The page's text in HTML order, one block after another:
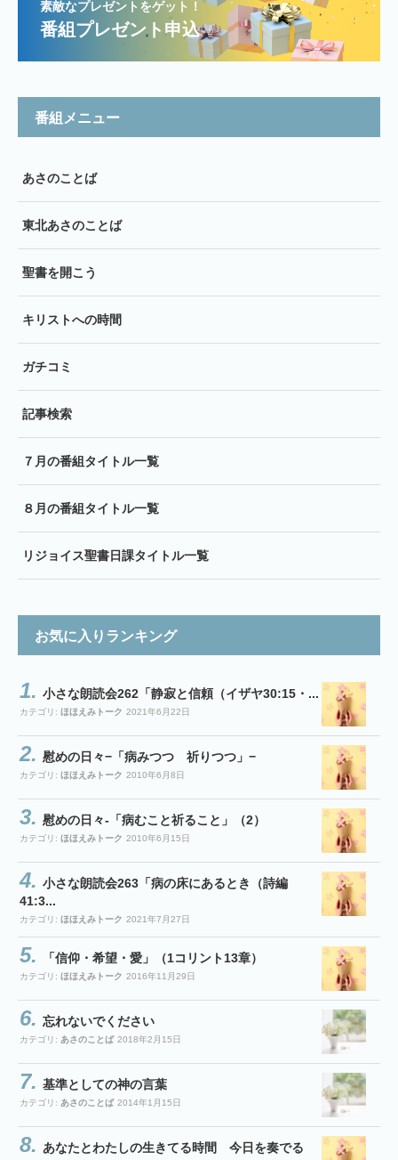
素敵なプレゼントをゲット！
番組プレゼント申込
番組メニュー
あさのことば
東北あさのことば
聖書を開こう
キリストへの時間
ガチコミ
記事検索
７月の番組タイトル一覧
８月の番組タイトル一覧
リジョイス聖書日課タイトル一覧
お気に入りランキング
小さな朗読会262「静寂と信頼（イザヤ30:15・...
カテゴリ: ほほえみトーク 2021年6月22日
慰めの日々−「病みつつ 祈りつつ」−
カテゴリ: ほほえみトーク 2010年6月8日
慰めの日々-「病むこと祈ること」（2）
カテゴリ: ほほえみトーク 2010年6月15日
小さな朗読会263「病の床にあるとき（詩編
41:3...
カテゴリ: ほほえみトーク 2021年7月27日
「信仰・希望・愛」（1コリント13章）
カテゴリ: ほほえみトーク 2016年11月29日
忘れないでください
カテゴリ: あさのことば 2018年2月15日
基準としての神の言葉
カテゴリ: あさのことば 2014年1月15日
あなたとわたしの生きてる時間 今日を奏でる